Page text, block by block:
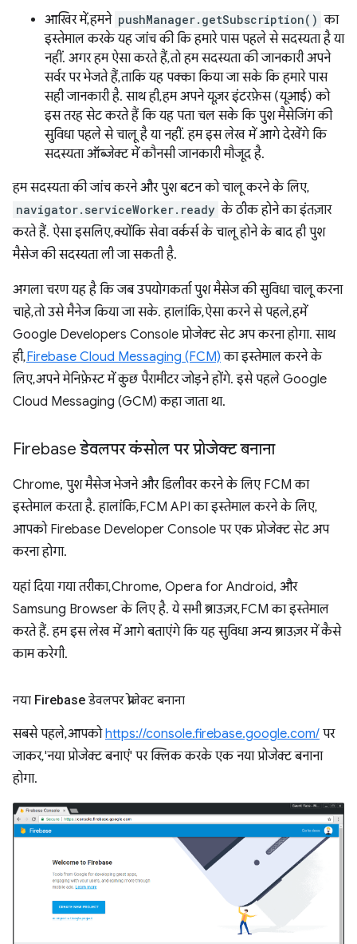
आखिर में, हमने pushManager.getSubscription() का
इस्तेमाल करके यह जांच की कि हमारे पास पहले से सदस्यता है या
नहीं. अगर हम ऐसा करते हैं, तो हम सदस्यता की जानकारी अपने
सर्वर पर भेजते हैं, ताकि यह पक्का किया जा सके कि हमारे पास
सही जानकारी है. साथ ही, हम अपने यूज़र इंटरफ़ेस (यूआई) को
इस तरह सेट करते हैं कि यह पता चल सके कि पुश मैसेजिंग की
सुविधा पहले से चालू है या नहीं. हम इस लेख में आगे देखेंगे कि
सदस्यता ऑब्जेक्ट में कौनसी जानकारी मौजूद है.
हम सदस्यता की जांच करने और पुश बटन को चालू करने के लिए,
navigator.serviceWorker.ready के ठीक होने का इंतज़ार
करते हैं. ऐसा इसलिए, क्योंकि सेवा वर्कर्स के चालू होने के बाद ही पुश
मैसेज की सदस्यता ली जा सकती है.
अगला चरण यह है कि जब उपयोगकर्ता पुश मैसेज की सुविधा चालू करना
चाहे, तो उसे मैनेज किया जा सके. हालांकि, ऐसा करने से पहले, हमें
Google Developers Console प्रोजेक्ट सेट अप करना होगा. साथ
ही,Firebase Cloud Messaging (FCM) का इस्तेमाल करने के
लिए, अपने मेनिफ़ेस्ट में कुछ पैरामीटर जोड़ने होंगे. इसे पहले Google
Cloud Messaging (GCM) कहा जाता था.
Firebase डेवलपर कंसोल पर प्रोजेक्ट बनाना
Chrome, पुश मैसेज भेजने और डिलीवर करने के लिए FCM का
इस्तेमाल करता है. हालांकि, FCM API का इस्तेमाल करने के लिए,
आपको Firebase Developer Console पर एक प्रोजेक्ट सेट अप
करना होगा.
यहां दिया गया तरीका, Chrome, Opera for Android, और
Samsung Browser के लिए है. ये सभी ब्राउज़र, FCM का इस्तेमाल
करते हैं. हम इस लेख में आगे बताएंगे कि यह सुविधा अन्य ब्राउज़र में कैसे
काम करेगी.
नया Firebase डेवलपर प्रोजेक्ट बनाना
सबसे पहले, आपकोhttps://console.firebase.google.com/ पर
जाकर, 'नया प्रोजेक्ट बनाएं' पर क्लिक करके एक नया प्रोजेक्ट बनाना
होगा.